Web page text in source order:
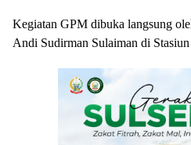
Kegiatan GPM dibuka langsung
Andi Sudirman Sulaiman di